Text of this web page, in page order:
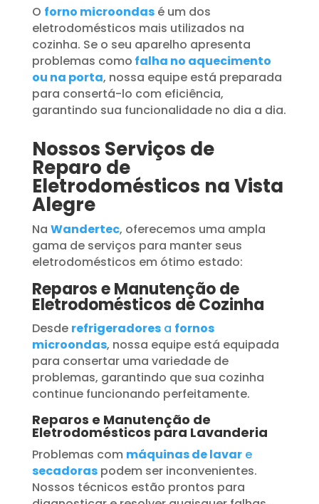
O forno microondasé um dos
eletrodomésticos mais utilizados na
cozinha. Se o seu aparelho apresenta
problemas como falha no aquecimento
ou na porta, nossa equipe está preparada
para consertá-lo com eficiência,
garantindo sua funcionalidade no dia a dia.
Nossos Serviços de
Reparo de
Eletrodomésticos na Vista
Alegre
Na Wandertec, oferecemos uma ampla
gama de serviços para manter seus
eletrodomésticos em ótimo estado:
Reparos e Manutenção de
Eletrodomésticos de Cozinha
Desde refrigeradoresa fornos
microondas, nossa equipe está equipada
para consertar uma variedade de
problemas, garantindo que sua cozinha
continue funcionando perfeitamente.
Reparos e Manutenção de
Eletrodomésticos para Lavanderia
Problemas com máquinas de lavare
secadoraspodem ser inconvenientes.
Nossos técnicos estão prontos para